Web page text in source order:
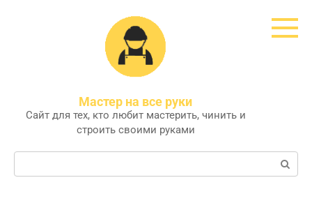
Мастер на все руки
Сайт для тех, кто любит мастерить, чинить и
строить своими руками
Поиск: